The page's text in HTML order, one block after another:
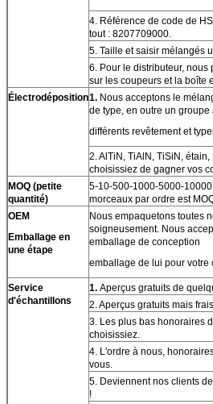
4. Référence de code de
tout : 8207709000.
5. Taille et saisir mélangés
6. Pour le distributeur,
sur les coupeurs et la boîte
Électrodéposition1. Nous acceptons le
de type, en outre un groupe
différents revêtement et
2. AlTiN, TiAlN, TiSiN,
choisissiez de gagner vos
MOQ (petite
quantité)
5-10-500-1000-5000-
morceaux par ordre est
OEM
Emballage en
une étape
Nous empaquetons toutes
soigneusement. Nous
emballage de conception
emballage de lui pour votre
Service
d'échantillons
1. Aperçus gratuits de
2. Aperçus gratuits mais
3. Les plus bas honoraires
choisissiez.
4. L'ordre à nous,
vous.
5. Deviennent nos clients
!